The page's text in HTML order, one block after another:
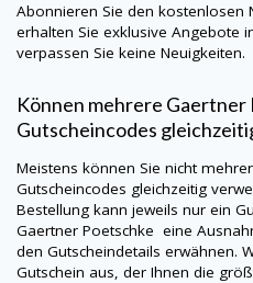
Abonnieren Sie den kostenlosen
erhalten Sie exklusive Angebote
verpassen Sie keine Neuigkeiten.
Können mehrere Gaertner
Gutscheincodes
Meistens können Sie nicht
Gutscheincodes gleichzeitig
Bestellung kann jeweils nur ein
Gaertner Poetschke eine
den Gutscheindetails erwähnen.
Gutschein aus, der Ihnen die